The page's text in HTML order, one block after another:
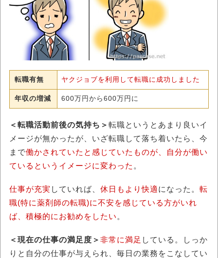
転職有無 ヤクジョブを利用して転職に成功しました
年収の増減 600万円から600万円に
＜転職活動前後の気持ち＞ 転職というとあまり良いイ
メージが無かったが、いざ転職して落ち着いたら、今
まで働かされていたと感じていたものが、自分が働い
ているというイメージに変わった 。
仕事が充実 していれば、 休日もより快適になった。 転
職(特に薬剤師の転職)に不安を感じている方がいれ
ば、積極的にお勧めをしたい 。
＜現在の仕事の満足度＞ 非常に満足 している。しっか
りと自分の仕事が与えられ、毎日の業務をこなしてい